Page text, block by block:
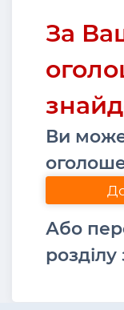
За
Ви
Або
розділу